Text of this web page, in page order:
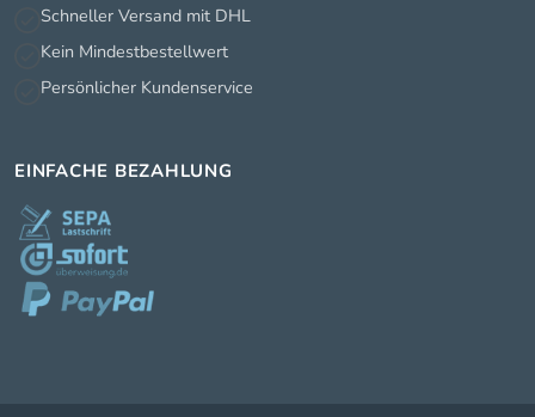
Schneller Versand mit DHL
Kein Mindestbestellwert
Persönlicher Kundenservice
EINFACHE BEZAHLUNG